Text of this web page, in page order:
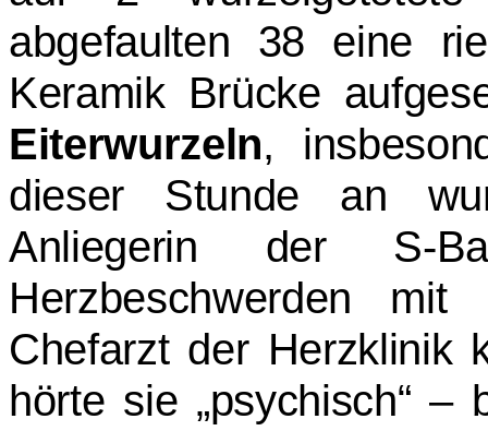
abgefaulten 38 eine
Keramik Brücke
Eiterwurzeln,
dieser Stunde an
Anliegerin der S-
Herzbeschwerden mit
Chefarzt der Herzklinik
hörte sie „psychisch“